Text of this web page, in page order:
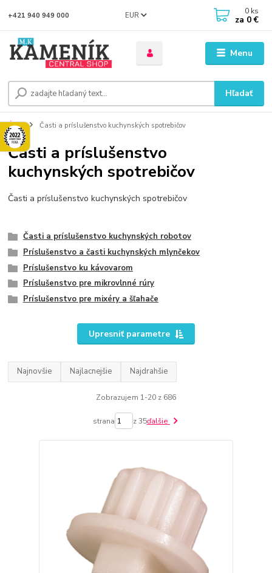
Menu
EUR
Hľadať
+421 940 949 000 0 ks
za 0 €
Úvod Časti a príslušenstvo kuchynských spotrebičov
Časti a príslušenstvo
kuchynských spotrebičov
Časti a príslušenstvo kuchynských spotrebičov
Časti a príslušenstvo kuchynských robotov
Príslušenstvo a časti kuchynských mlynčekov
Príslušenstvo ku kávovarom
Príslušenstvo pre mikrovlnné rúry
Príslušenstvo pre mixéry a šľahače
Upresniť parametre
Najnovšie Najlacnejšie Najdrahšie
Zobrazujem 1-20 z 686
strana z 35ďalšie